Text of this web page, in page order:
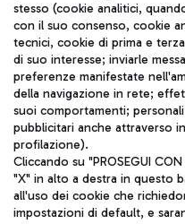
Fast Food
Pizza
Treno
Raggiungi velocemente
tramite i servizi ferroviari
stesso (cookie analitici,
con il suo consenso, cookie
tecnici, cookie di prima e
di suo interesse; inviarle
preferenze manifestate
della navigazione in rete;
suoi comportamenti;
pubblicitari anche attraverso
profilazione).
Cliccando su "PROSEGUI
"X" in alto a destra in questo
all'uso dei cookie che
impostazioni di default, e